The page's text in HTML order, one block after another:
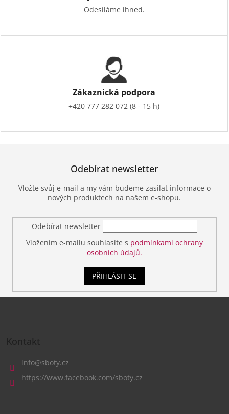
Odesíláme ihned.
Zákaznická podpora
+420 777 282 072 (8 - 15 h)
Odebírat newsletter
Vložte svůj e-mail a my vám budeme zasílat informace o
nových produktech na našem e-shopu.
Odebírat newsletter
Vložením e-mailu souhlasíte s podmínkami ochrany
osobních údajů.
PŘIHLÁSIT SE
Kontakt
info@sboty.cz
https://www.facebook.com/sboty.cz